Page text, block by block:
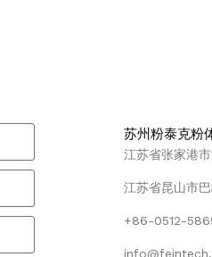
苏州粉泰克粉
江苏省张家港市
江苏省昆山市
+86-0512-